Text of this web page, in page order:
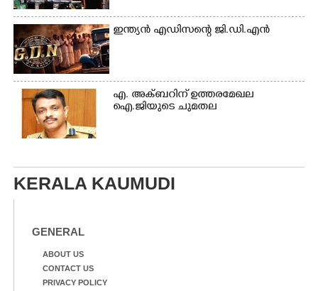
ഇന്ത്യൻ എഡിസന്റെ ജി.ഡി.എൻ
എ. അക്ബറിന് ഉത്തരമേഖല
ഐ.ജിയുടെ ചുമതല
KERALA KAUMUDI
GENERAL
ABOUT US
CONTACT US
PRIVACY POLICY